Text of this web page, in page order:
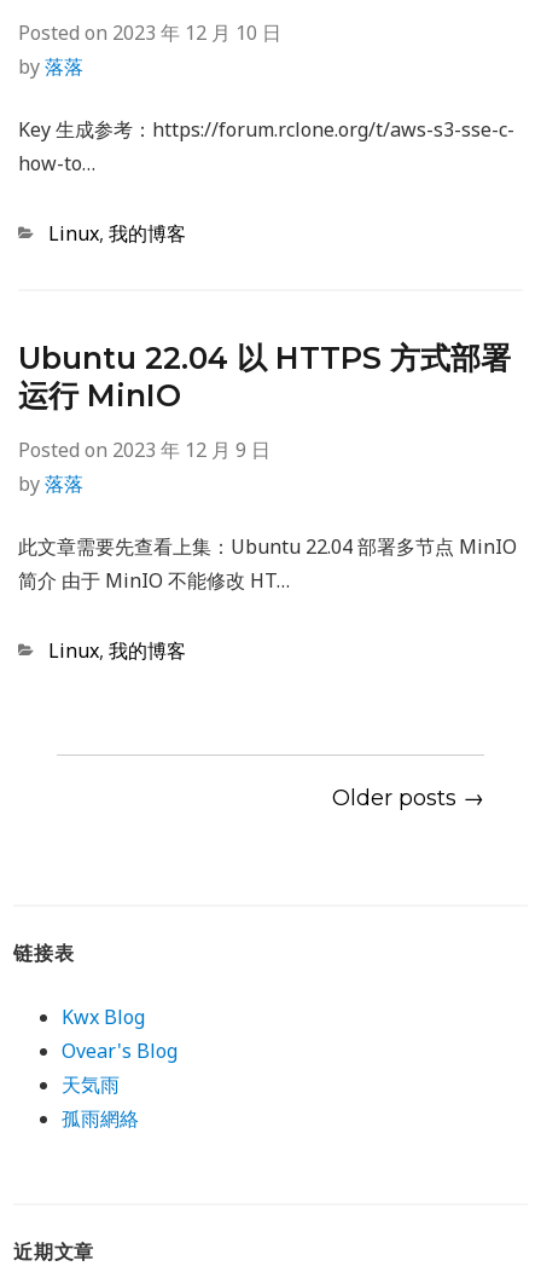
Posted on 2023 年 12 月 10 日
by落落
Key 生成参考：https://forum.rclone.org/t/aws-s3-sse-c-
how-to…
Categories
Linux, 我的博客
Ubuntu 22.04 以 HTTPS 方式部署
运行 MinIO
Posted on 2023 年 12 月 9 日
by落落
此文章需要先查看上集：Ubuntu 22.04 部署多节点 MinIO
简介 由于 MinIO 不能修改 HT…
Categories
Linux, 我的博客
Older posts →
链接表
Kwx Blog
Ovear's Blog
天気雨
孤雨網絡
近期文章